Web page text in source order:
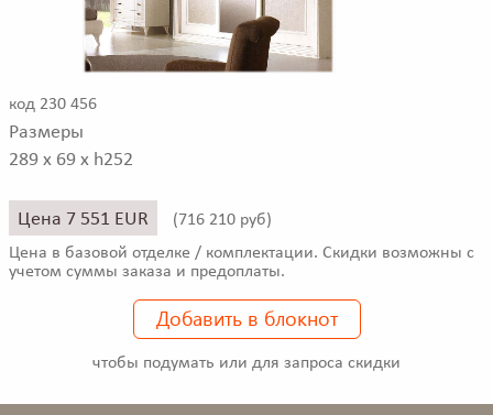
код 230 456
Размеры
289 x 69 x h252
Цена 7 551 EUR (716 210 руб)
Цена в базовой отделке / комплектации. Скидки возможны с
учетом суммы заказа и предоплаты.
Добавить в блокнот
чтобы подумать или для запроса скидки